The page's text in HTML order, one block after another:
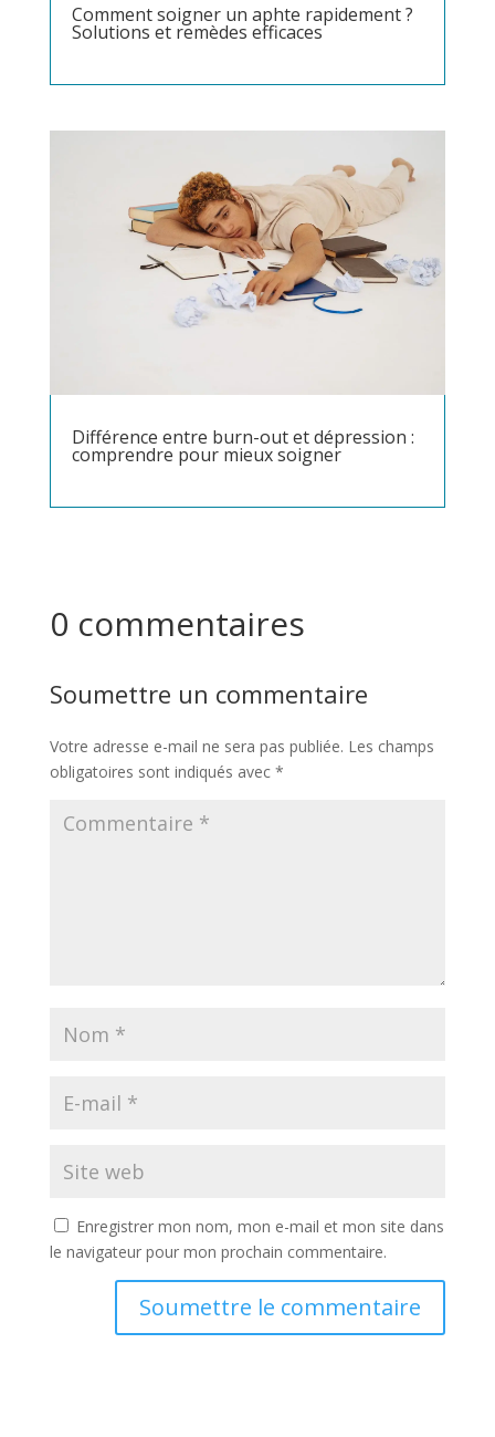
Comment soigner un aphte rapidement ?
Solutions et remèdes efficaces
Différence entre burn-out et dépression :
comprendre pour mieux soigner
0 commentaires
Soumettre un commentaire
Votre adresse e-mail ne sera pas publiée. Les champs
obligatoires sont indiqués avec *
Enregistrer mon nom, mon e-mail et mon site dans
le navigateur pour mon prochain commentaire.
Soumettre le commentaire